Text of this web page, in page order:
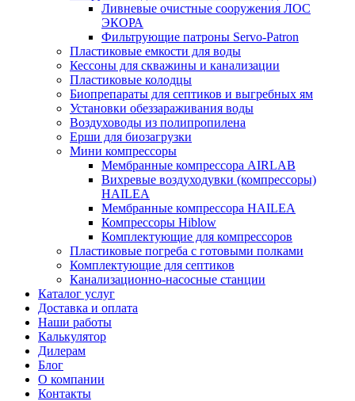
Ливневые очистные сооружения ЛОС
ЭКОРА
Фильтрующие патроны Servo-Patron
Пластиковые емкости для воды
Кессоны для скважины и канализации
Пластиковые колодцы
Биопрепараты для септиков и выгребных ям
Установки обеззараживания воды
Воздуховоды из полипропилена
Ерши для биозагрузки
Мини компрессоры
Мембранные компрессора AIRLAB
Вихревые воздуходувки (компрессоры)
HAILEA
Мембранные компрессора HAILEA
Компрессоры Hiblow
Комплектующие для компрессоров
Пластиковые погреба с готовыми полками
Комплектующие для септиков
Канализационно-насосные станции
Каталог услуг
Доставка и оплата
Наши работы
Калькулятор
Дилерам
Блог
О компании
Контакты